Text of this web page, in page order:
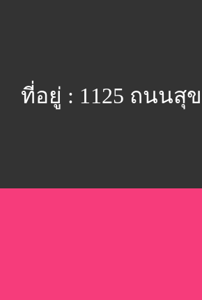
ที่อยู่ : 1125 ถนนสุ